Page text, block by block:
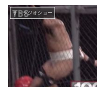
ザ・ラジオショー